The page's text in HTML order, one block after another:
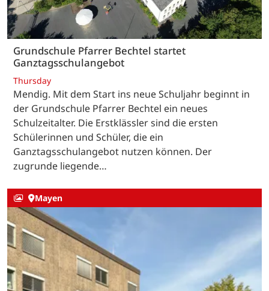
Grundschule Pfarrer Bechtel startet
Ganztagsschulangebot
Thursday
Mendig. Mit dem Start ins neue Schuljahr beginnt in
der Grundschule Pfarrer Bechtel ein neues
Schulzeitalter. Die Erstklässler sind die ersten
Schülerinnen und Schüler, die ein
Ganztagsschulangebot nutzen können. Der
zugrunde liegende…
Mayen